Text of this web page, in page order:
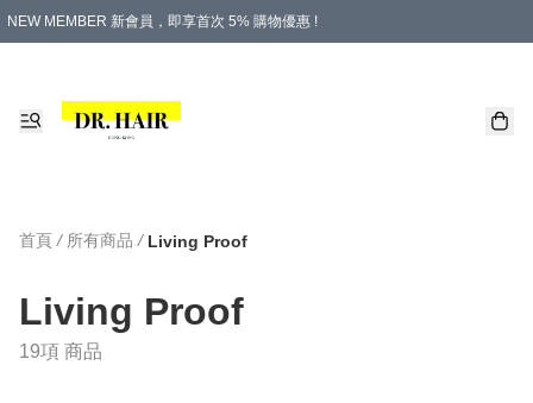
NEW MEMBER 新會員，即享首次 5% 購物優惠 !
首頁 / 所有商品 / Living Proof
Living Proof
19項 商品